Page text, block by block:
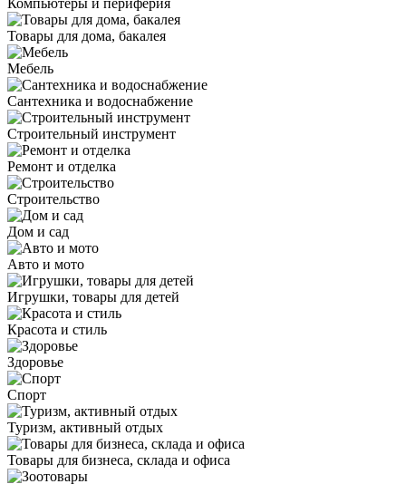
Компьютеры и периферия
Товары для дома, бакалея
Мебель
Сантехника и водоснабжение
Строительный инструмент
Ремонт и отделка
Строительство
Дом и сад
Авто и мото
Игрушки, товары для детей
Красота и стиль
Здоровье
Спорт
Туризм, активный отдых
Товары для бизнеса, склада и офиса